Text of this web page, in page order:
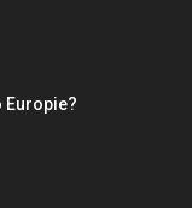
Europie?